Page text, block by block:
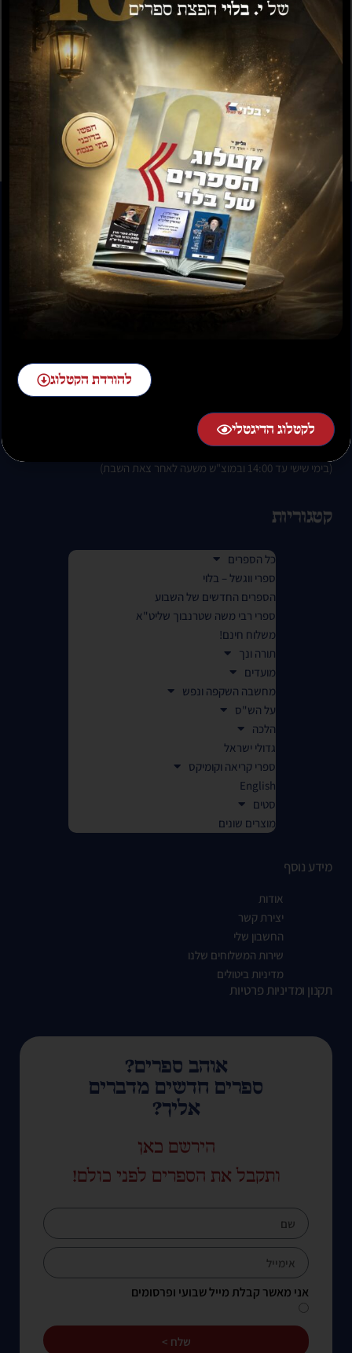
ש״ס חתנים גדול 22
כרכים
4,797.00 ₪3,598.00
ש"ס פנינים חדש, 20
כרכים
1,538.00 ₪1,154.00
להזמנות חייגו:
בימים א-ה בין השעות 07:00 בבוקר עד 01:00 בלילה.
(בימי שישי עד 14:00 ובמוצ"ש משעה לאחר צאת השבת)
קטגוריות
כל הספרים
ספרי ווגשל – בלוי
הספרים החדשים של השבוע
ספרי רבי משה שטרנבוך שליט"א
משלוח חינם!
תורה ונך
מועדים
מחשבה השקפה ונפש
על הש"ס
הלכה
גדולי ישראל
ספרי קריאה וקומיקס
English
סטים
מוצרים שונים
מידע נוסף
אודות
יצירת קשר
החשבון שלי
שירות המשלוחים שלנו
מדיניות ביטולים
תקנון ומדיניות פרטיות
אוהב ספרים?
ספרים חדשים מדברים
אליך?
הירשם כאן
ותקבל את הספרים לפני כולם!
אני מאשר קבלת מייל שבועי ופרסומים
שלח >
להורדת הקטלוג
לקטלוג הדיגטלי